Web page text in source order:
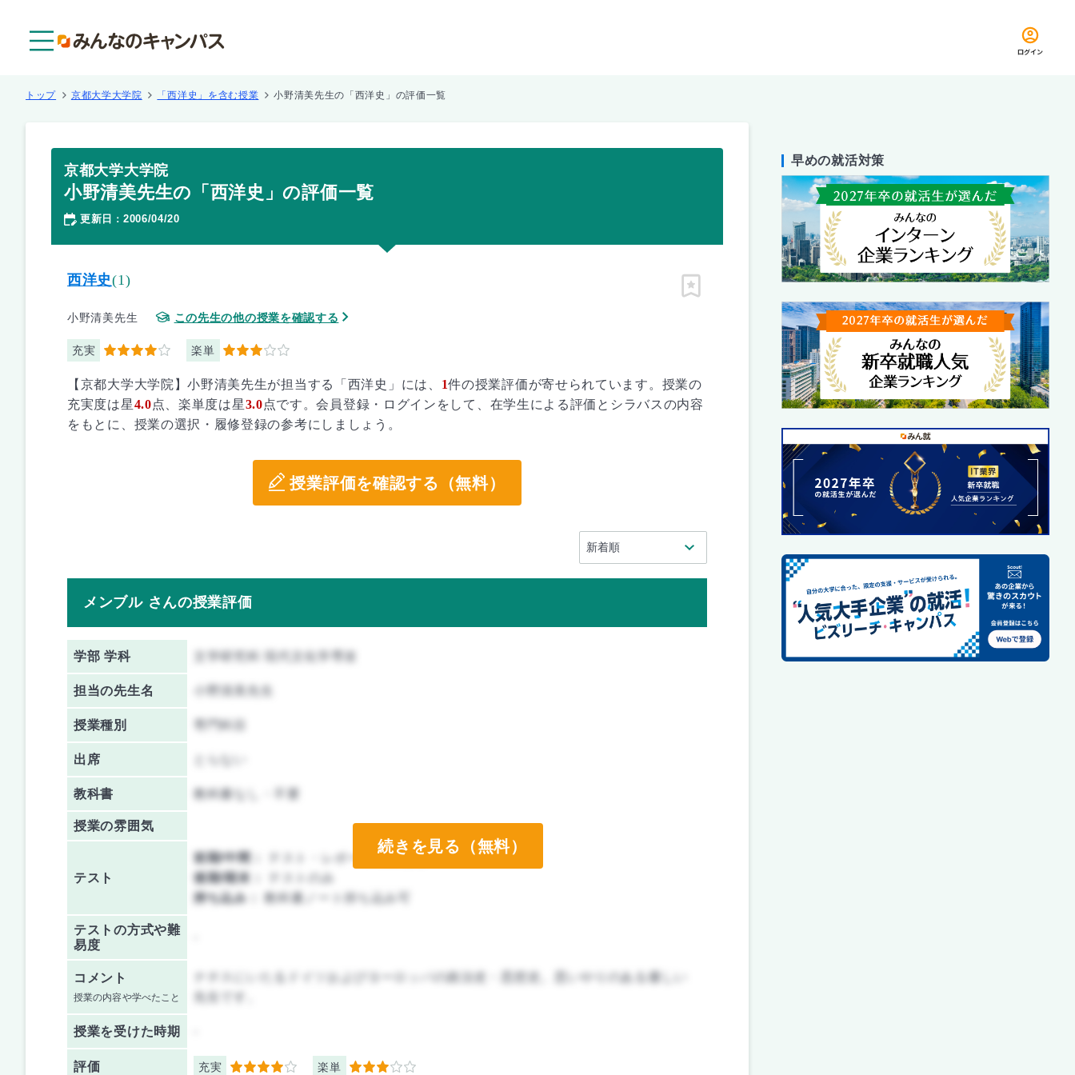
ログイン
トップ 京都大学大学院 「西洋史」を含む授業 小野清美先生の「西洋史」の評価一覧
京都大学大学院
小野清美先生の「西洋史」の評価一覧
更新日 ： 2006/04/20
西洋史(1)
小野清美先生 この先生の他の授業を確認する
充実 4 楽単 3
ピン留め
【京都大学大学院】小野清美先生が担当する「西洋史」には、 1件の授業評価が寄せられています。授業の
充実度は星4.0点、楽単度は星3.0点です。会員登録・ログインをして、在学生による評価とシラバスの内容
をもとに、授業の選択・履修登録の参考にしましょう。
授業評価を確認する（無料）
メンブル さんの授業評価
学部 学科
担当の先生名
授業種別 専門科目
出席
教科書 教科書なし・不要
授業の雰囲気
テスト
前期/中間：
テスト・レポート両方なし
後期/期末：
テストのみ
持ち込み：
教科書ノート持ち込み可
テストの方式や難
易度
コメント
授業の内容や学べたこと
ナチスにいたるドイツおよびヨーロッパの政治史・思想史。思いやりのある優しい
授業を受けた時期
評価 充実 4 楽単 3
続きを見る（無料）
早めの就活対策